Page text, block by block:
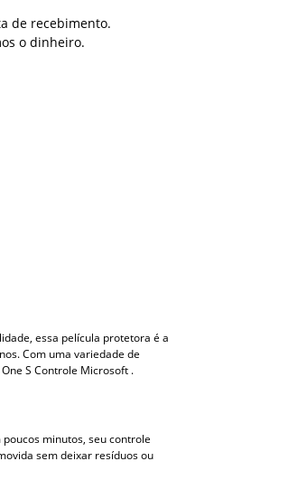
de recebimento.
o dinheiro.
essa película protetora é a
Com uma variedade de
S Controle Microsoft .
minutos, seu controle
sem deixar resíduos ou